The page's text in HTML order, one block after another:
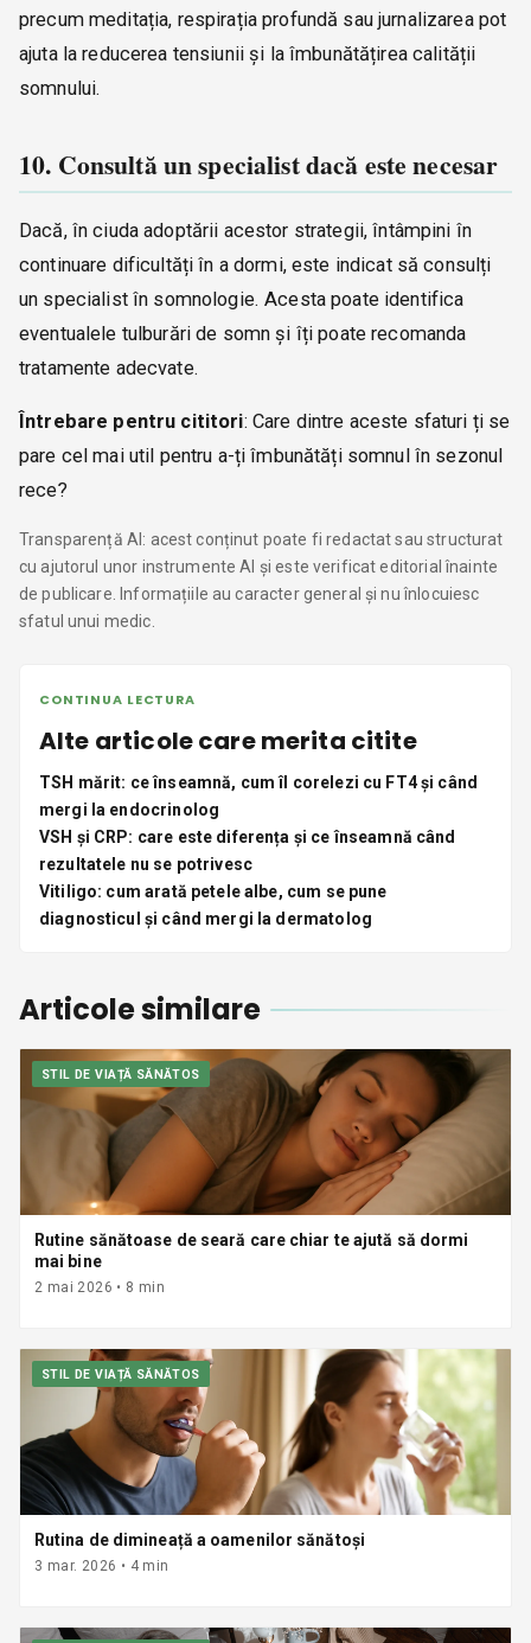
precum meditația, respirația profundă sau jurnalizarea pot
ajuta la reducerea tensiunii și la îmbunătățirea calității
somnului.
10. Consultă un specialist dacă este necesar
Dacă, în ciuda adoptării acestor strategii, întâmpini în
continuare dificultăți în a dormi, este indicat să consulți
un specialist în somnologie. Acesta poate identifica
eventualele tulburări de somn și îți poate recomanda
tratamente adecvate.
Întrebare pentru cititori: Care dintre aceste sfaturi ți se
pare cel mai util pentru a-ți îmbunătăți somnul în sezonul
rece?
Transparență AI: acest conținut poate fi redactat sau structurat
cu ajutorul unor instrumente AI și este verificat editorial înainte
de publicare. Informațiile au caracter general și nu înlocuiesc
sfatul unui medic.
CONTINUA LECTURA
Alte articole care merita citite
TSH mărit: ce înseamnă, cum îl corelezi cu FT4 și când
mergi la endocrinolog
VSH și CRP: care este diferența și ce înseamnă când
rezultatele nu se potrivesc
Vitiligo: cum arată petele albe, cum se pune
diagnosticul și când mergi la dermatolog
Articole similare
STIL DE VIAȚĂ SĂNĂTOS
Rutine sănătoase de seară care chiar te ajută să dormi
mai bine
2 mai 2026 • 8 min
STIL DE VIAȚĂ SĂNĂTOS
Rutina de dimineață a oamenilor sănătoși
3 mar. 2026 • 4 min